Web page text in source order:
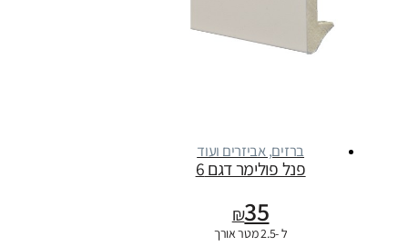
ברזים, אביזרים ועוד
פנל פולימר דגם 6
₪35
ל -2.5 מטר אורך